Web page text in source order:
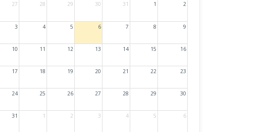
27
28 29 30 31 1 2
3 4 5 6 7 8 9
10 11 12 13 14 15 16
17 18 19 20 21 22 23
24 25 26 27 28 29 30
31 1 2 3 4 5 6